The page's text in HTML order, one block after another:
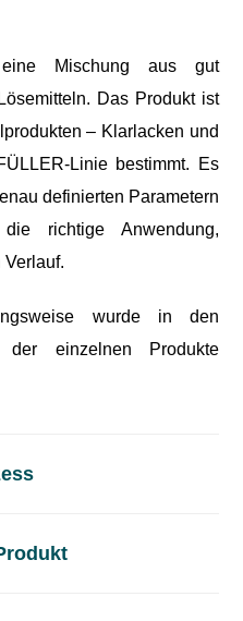
Mischung aus gut
Das Produkt ist
– Klarlacken und
Linie bestimmt. Es
definierten Parametern
richtige Anwendung,
wurde in den
der einzelnen Produkte